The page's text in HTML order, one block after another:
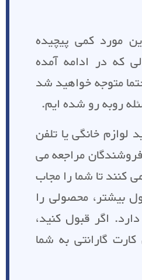
مورد کمی پیچیده
که در ادامه آمده
متوجه خواهید شد
روبه رو شده ایم.
لوازم خانگی یا تلفن
مراجعه می
کنند تا شما را مجاب
بیشتر، محصولی را
اگر قبول کنید،
گارانتی به شما